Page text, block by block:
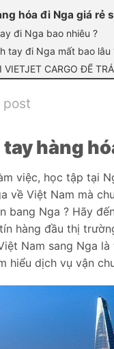
hóa đi Nga giá rẻ
đi Nga bao nhiêu ?
tay đi Nga mất bao lâu
VIETJET CARGO ĐỂ
post
hàng
việc, học tập tại
về Việt Nam mà
bang Nga ? Hãy
hàng đầu thị
Nam sang Nga là
hiểu dịch vụ vận